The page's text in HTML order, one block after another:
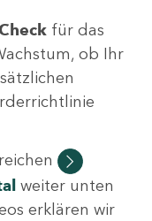
für das
ob Ihr
weiter unten
erklären wir